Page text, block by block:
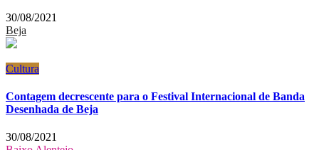
30/08/2021
Beja
Cultura
Contagem decrescente para o Festival Internacional de Banda
Desenhada de Beja
30/08/2021